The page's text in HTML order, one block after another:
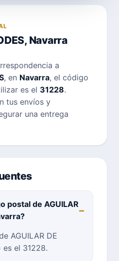
Navarra
a
, en Navarra, el código
es el 31228.
tus envíos y
una entrega
postal de AGUILAR
AGUILAR DE
es el 31228.